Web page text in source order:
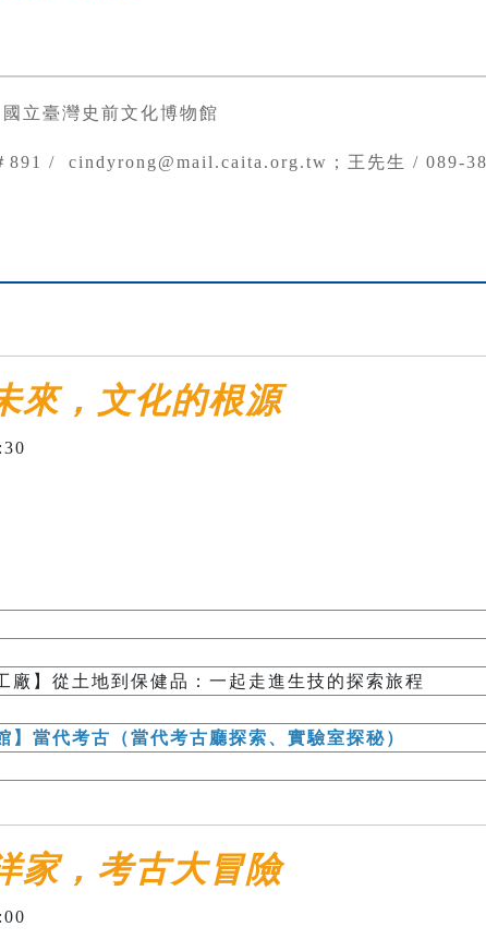
立臺灣史前文化博物館
891 / cindyrong@mail.caita.org.tw；王先生 / 089-
來，文化的根源
廠】從土地到保健品：一起走進生技的探索旅程
】當代考古（當代考古廳探索、實驗室探秘）
家，考古大冒險